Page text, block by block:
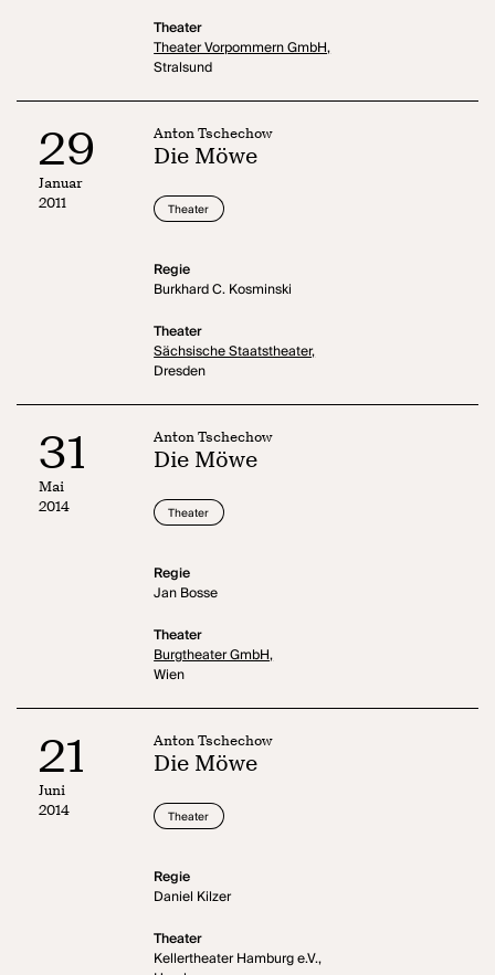
Theater
Theater Vorpommern GmbH,
Stralsund
29
Januar
2011
Anton Tschechow
Die Möwe
Theater
Regie
Burkhard C. Kosminski
Theater
Sächsische Staatstheater,
Dresden
31
Mai
2014
Anton Tschechow
Die Möwe
Theater
Regie
Jan Bosse
Theater
Burgtheater GmbH,
Wien
21
Juni
2014
Anton Tschechow
Die Möwe
Theater
Regie
Daniel Kilzer
Theater
Kellertheater Hamburg e.V.,